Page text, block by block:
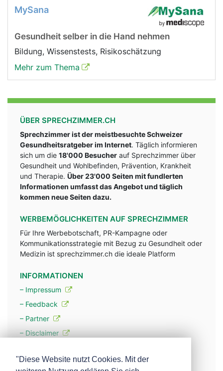
MySana
Gesundheit selber in die Hand nehmen
Bildung, Wissenstests, Risikoschätzung
Mehr zum Thema
ÜBER SPRECHZIMMER.CH
Sprechzimmer ist der meistbesuchte Schweizer
Gesundheitsratgeber im Internet. Täglich informieren
sich um die 18'000 Besucher auf Sprechzimmer über
Gesundheit und Wohlbefinden, Prävention, Krankheit
und Therapie. Über 23'000 Seiten mit fundlerten
Informationen umfasst das Angebot und täglich
kommen neue Seiten dazu.
WERBEMÖGLICHKEITEN AUF SPRECHZIMMER
Für Ihre Werbebotschaft, PR-Kampagne oder
Kommunikationsstrategie mit Bezug zu Gesundheit oder
Medizin ist sprechzimmer.ch die ideale Platform
INFORMATIONEN
– Impressum
– Feedback
– Partner
– Disclaimer
"Diese Website nutzt Cookies. Mit der